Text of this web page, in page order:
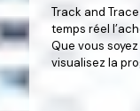
Track and
temps réel
Que vous
visualisez la